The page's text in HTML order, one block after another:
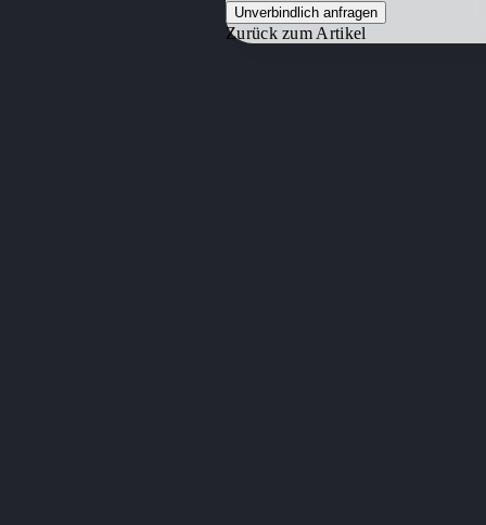
Unverbindlich anfragen
Zurück zum Artikel